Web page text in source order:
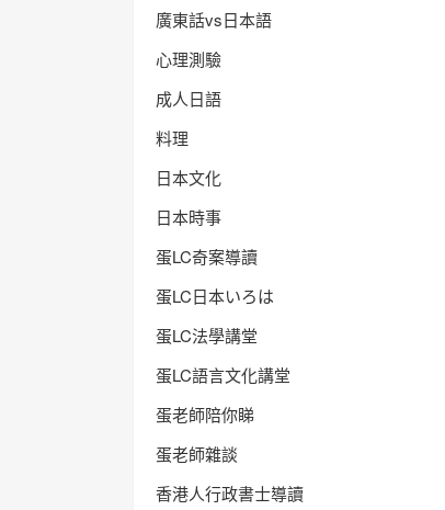
廣東話vs日本語
心理測驗
成人日語
料理
日本文化
日本時事
蛋LC奇案導讀
蛋LC日本いろは
蛋LC法學講堂
蛋LC語言文化講堂
蛋老師陪你睇
蛋老師雜談
香港人行政書士導讀